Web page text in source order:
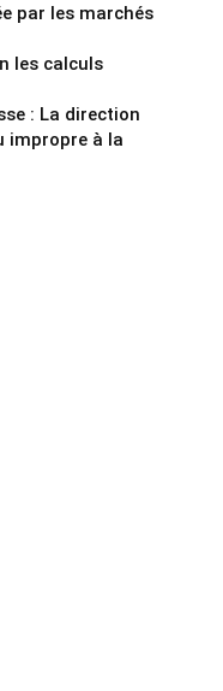
par les marchés
les calculs
: La direction
impropre à la